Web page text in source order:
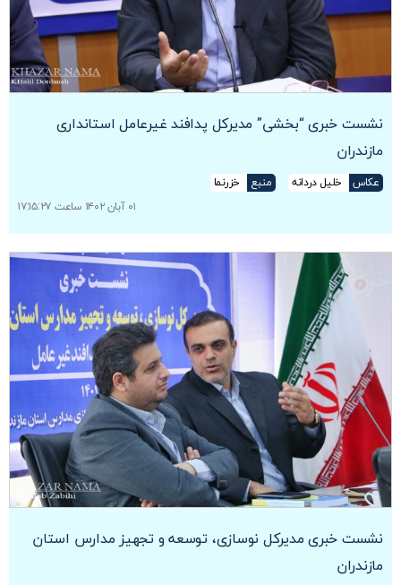
نشست خبری “بخشی” مدیرکل پدافند غیرعامل استانداری
مازندران
عکاس خلیل دردانه منبع
خزرنما
۰۱ آبان ۱۴۰۲ ساعت ۱۷:۱۵:۲۷
نشست خبری مدیرکل نوسازی، توسعه و تجهیز مدارس استان
مازندران